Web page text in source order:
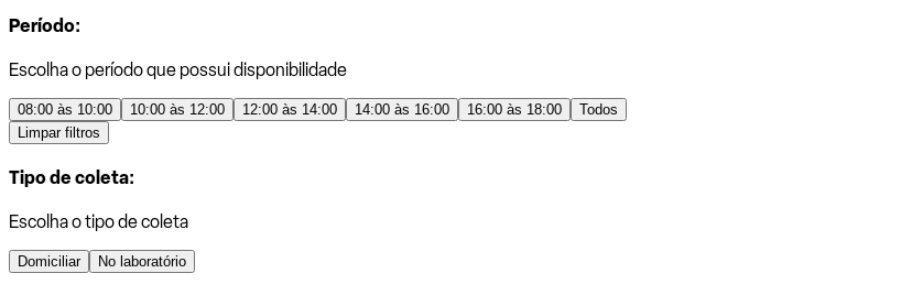
Período:
Escolha o período que possui disponibilidade
08:00 às 10:00 10:00 às 12:00 12:00 às 14:00 14:00 às 16:00 16:00 às 18:00
Todos
Limpar filtros
Tipo de coleta:
Escolha o tipo de coleta
Domiciliar No laboratório